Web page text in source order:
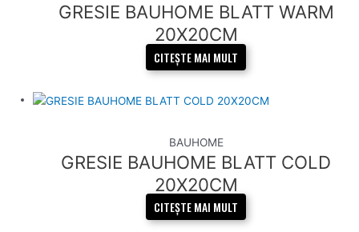
GRESIE BAUHOME BLATT WARM
20X20CM
CITEȘTE MAI MULT
BAUHOME
GRESIE BAUHOME BLATT COLD
20X20CM
CITEȘTE MAI MULT